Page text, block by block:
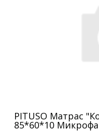
PITUSO Матрас
85*60*10